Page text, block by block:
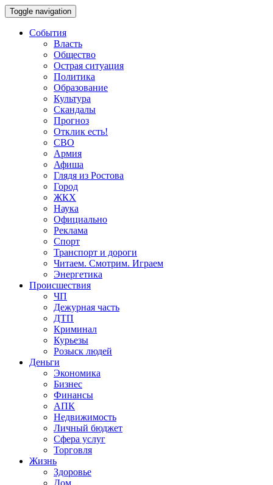
Toggle navigation
События
Власть
Общество
Острая ситуация
Политика
Образование
Культура
Скандалы
Прогноз
Отклик есть!
СВО
Армия
Афиша
Глядя из Ростова
Город
ЖКХ
Наука
Официально
Реклама
Спорт
Транспорт и дороги
Читаем. Смотрим. Играем
Энергетика
Происшествия
ЧП
Дежурная часть
ДТП
Криминал
Курьезы
Розыск людей
Деньги
Экономика
Бизнес
Финансы
АПК
Недвижимость
Личный бюджет
Сфера услуг
Торговля
Жизнь
Здоровье
Дом